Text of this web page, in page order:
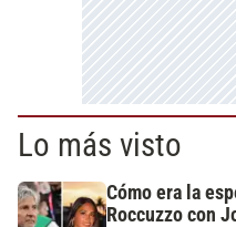
Lo más visto
Cómo era la
Roccuzzo con